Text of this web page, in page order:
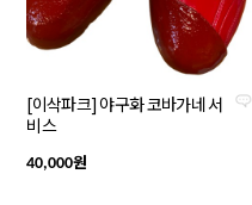
[이삭파크] 야구화 코바가네 서
비스
40,000원